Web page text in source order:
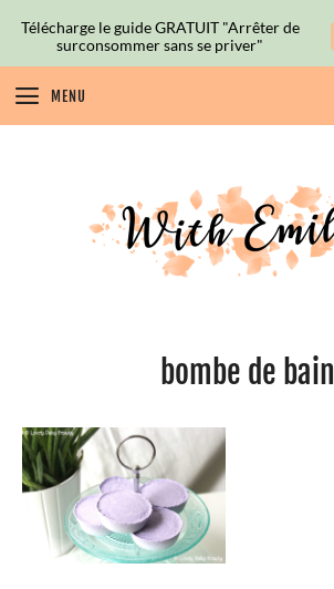
MENU
bombe de bain
Télécharge le guide GRATUIT "Arrêter de
surconsommer sans se priver"